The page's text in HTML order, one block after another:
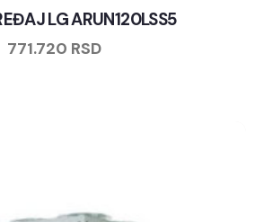
LG ARUN120LSS5
771.720 RSD